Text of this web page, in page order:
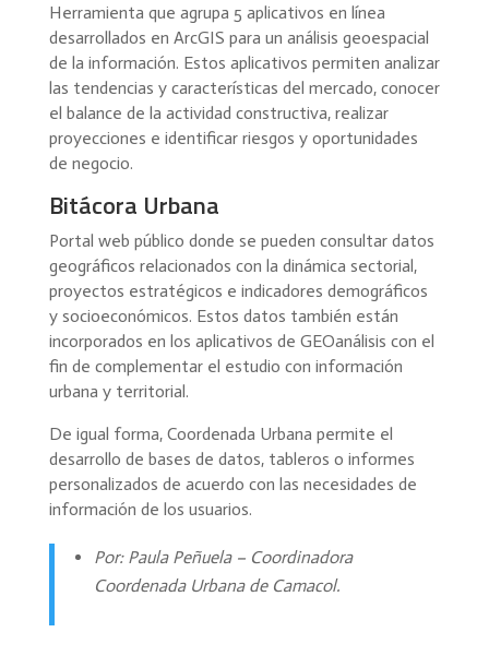
Herramienta que agrupa 5 aplicativos en línea
desarrollados en ArcGIS para un análisis geoespacial
de la información. Estos aplicativos permiten analizar
las tendencias y características del mercado, conocer
el balance de la actividad constructiva, realizar
proyecciones e identificar riesgos y oportunidades
de negocio.
Bitácora Urbana
Portal web público donde se pueden consultar datos
geográficos relacionados con la dinámica sectorial,
proyectos estratégicos e indicadores demográficos
y socioeconómicos. Estos datos también están
incorporados en los aplicativos de GEOanálisis con el
fin de complementar el estudio con información
urbana y territorial.
De igual forma, Coordenada Urbana permite el
desarrollo de bases de datos, tableros o informes
personalizados de acuerdo con las necesidades de
información de los usuarios.
Por: Paula Peñuela – Coordinadora
Coordenada Urbana de Camacol.